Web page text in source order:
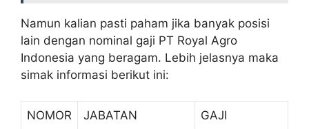
Namun kalian pasti paham jika banyak posisi
lain dengan nominal gaji PT Royal Agro
Indonesia yang beragam. Lebih jelasnya maka
simak informasi berikut ini:
NOMOR JABATAN GAJI